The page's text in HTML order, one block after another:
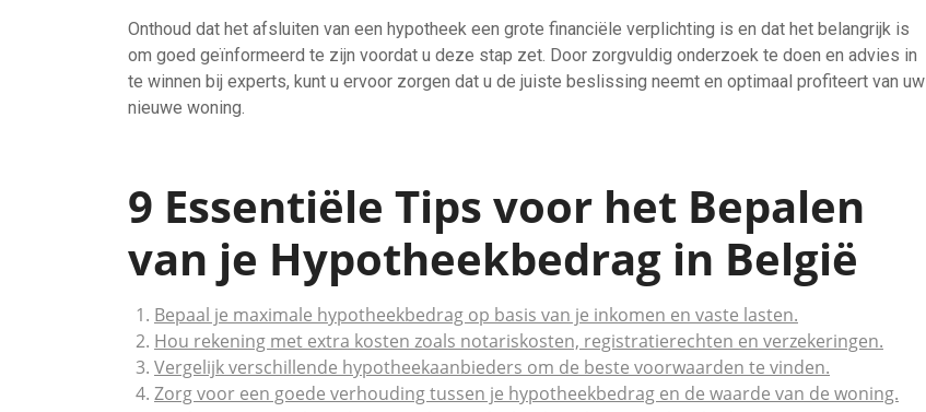
Onthoud dat het afsluiten van een hypotheek een grote financiële verplichting is en dat het belangrijk is
om goed geïnformeerd te zijn voordat u deze stap zet. Door zorgvuldig onderzoek te doen en advies in
te winnen bij experts, kunt u ervoor zorgen dat u de juiste beslissing neemt en optimaal profiteert van uw
nieuwe woning.
9 Essentiële Tips voor het Bepalen
van je Hypotheekbedrag in België
Bepaal je maximale hypotheekbedrag op basis van je inkomen en vaste lasten.
Hou rekening met extra kosten zoals notariskosten, registratierechten en verzekeringen.
Vergelijk verschillende hypotheekaanbieders om de beste voorwaarden te vinden.
Zorg voor een goede verhouding tussen je hypotheekbedrag en de waarde van de woning.